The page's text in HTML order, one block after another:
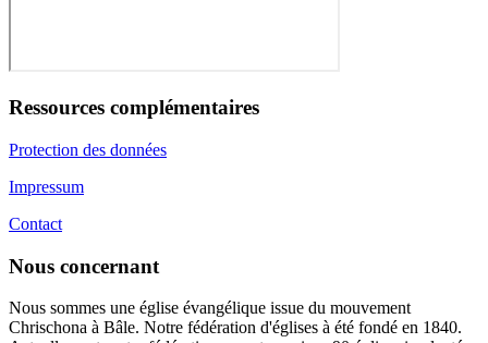
Ressources complémentaires
Protection des données
Impressum
Contact
Nous concernant
Nous sommes une église évangélique issue du mouvement
Chrischona à Bâle. Notre fédération d'églises à été fondé en 1840.